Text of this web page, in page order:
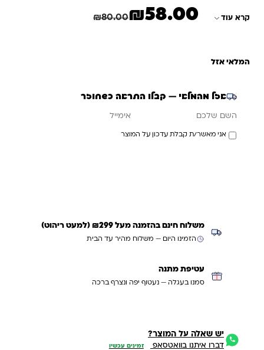
קרא עוד ₪80.00
המחיר המקורי היה: ₪80.00.
₪58.00
המחיר הנוכחי הוא: ₪58.00. חיסכון
המלאי אזל
אזל מהמלאי — קבלו התראה כשחוזר
אני מאשר/ת קבלת עדכון על המוצר
משלוח חינם בהזמנה מעל ₪299 (למעט ריהוט)
הזמינו היום — משלוח מהיר עד הבית
עטיפת מתנה
סמנו בעגלה — נעטוף יפה ונצרף ברכה
יש שאלה על המוצר?
דברו איתנו בוואטסאפ זמינים עכשיו